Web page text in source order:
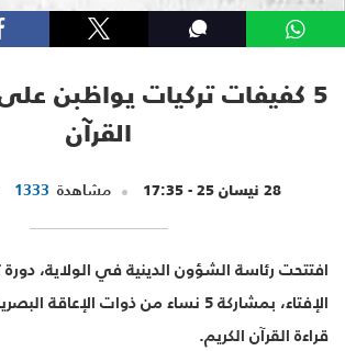
5 كفيفات تركيات يواظبن
القرآن
28 نيسان 25 - 17:35 مشاهدة 1333
افتتحت رئاسة الشؤون الدينية في الولاية،
الإفتاء، بمشاركة 5 نساء من ذوات
قراءة القرآن الكريم.